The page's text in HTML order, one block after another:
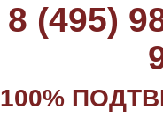
8 (495)
100%